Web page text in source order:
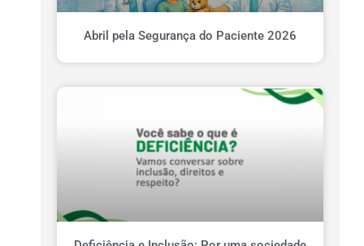
Abril pela Segurança do Paciente 2026